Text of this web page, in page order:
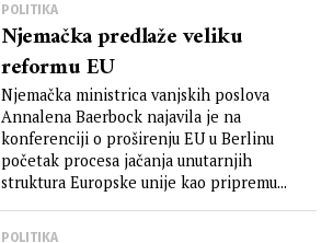
POLITIKA
Njemačka predlaže veliku
reformu EU
Njemačka ministrica vanjskih poslova
Annalena Baerbock najavila je na
konferenciji o proširenju EU u Berlinu
početak procesa jačanja unutarnjih
struktura Europske unije kao pripremu...
POLITIKA